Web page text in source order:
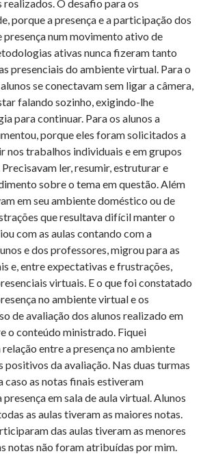
O desafio para os
porque a presença e a participação dos
presença num movimento ativo de
ativas nunca fizeram tanto
presenciais do ambiente virtual. Para o
se conectavam sem ligar a câmera,
falando sozinho, exigindo-lhe
para continuar. Para os alunos a
porque eles foram solicitados a
nos trabalhos individuais e em grupos
ler, resumir, estruturar e
sobre o tema em questão. Além
em seu ambiente doméstico ou de
que resultava difícil manter o
com as aulas contando com a
e dos professores, migrou para as
e, entre expectativas e frustrações,
virtuais. E o que foi constatado
no ambiente virtual e os
de avaliação dos alunos realizado em
o conteúdo ministrado. Fiquei
entre a presença no ambiente
positivos da avaliação. Nas duas turmas
caso as notas finais estiveram
em sala de aula virtual. Alunos
as aulas tiveram as maiores notas.
das aulas tiveram as menores
notas não foram atribuídas por mim.